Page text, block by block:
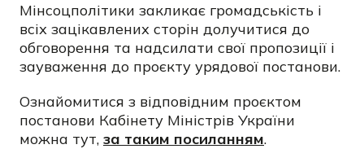
Мінсоцполітики закликає громадськість і
всіх зацікавлених сторін долучитися до
обговорення та надсилати свої пропозиції і
зауваження до проєкту урядової постанови.
Ознайомитися з відповідним проєктом
постанови Кабінету Міністрів України
можна тут, за таким посиланням.